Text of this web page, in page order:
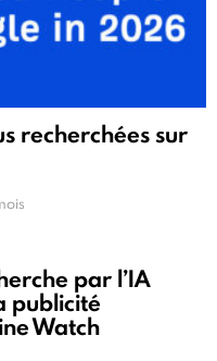
recherchées sur
par l’IA
publicité
Watch